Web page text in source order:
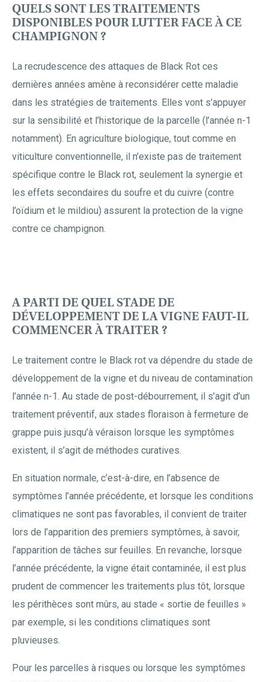
QUELS SONT LES TRAITEMENTS
DISPONIBLES POUR LUTTER FACE À CE
CHAMPIGNON ?
La recrudescence des attaques de Black Rot ces
dernières années amène à reconsidérer cette maladie
dans les stratégies de traitements. Elles vont s’appuyer
sur la sensibilité et l’historique de la parcelle (l’année n-1
notamment). En agriculture biologique, tout comme en
viticulture conventionnelle, il n’existe pas de traitement
spécifique contre le Black rot, seulement la synergie et
les effets secondaires du soufre et du cuivre (contre
l’oïdium et le mildiou) assurent la protection de la vigne
contre ce champignon.
A PARTI DE QUEL STADE DE
DÉVELOPPEMENT DE LA VIGNE FAUT-IL
COMMENCER À TRAITER ?
Le traitement contre le Black rot va dépendre du stade de
développement de la vigne et du niveau de contamination
l’année n-1. Au stade de post-débourrement, il s’agit d’un
traitement préventif, aux stades floraison à fermeture de
grappe puis jusqu’à véraison lorsque les symptômes
existent, il s’agit de méthodes curatives.
En situation normale, c’est-à-dire, en l’absence de
symptômes l’année précédente, et lorsque les conditions
climatiques ne sont pas favorables, il convient de traiter
lors de l’apparition des premiers symptômes, à savoir,
l’apparition de tâches sur feuilles. En revanche, lorsque
l’année précédente, la vigne était contaminée, il est plus
prudent de commencer les traitements plus tôt, lorsque
les périthèces sont mûrs, au stade « sortie de feuilles »
par exemple, si les conditions climatiques sont
pluvieuses.
Pour les parcelles à risques ou lorsque les symptômes